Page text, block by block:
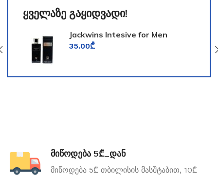
ყველაზე გაყიდვადი!
Jackwins Intesive for Men
35.00₾
მიწოდება 5₾_დან
მიწოდება 5₾ თბილისის მასშტაბით, 10₾